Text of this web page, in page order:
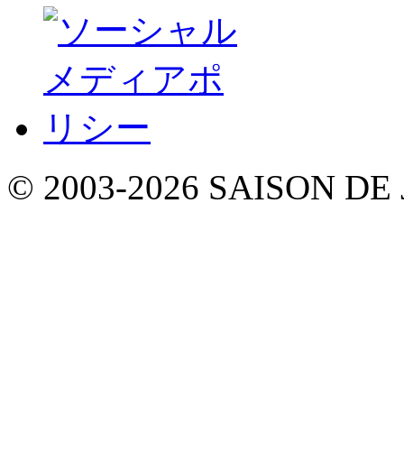
© 2003-2026 SAISON DE